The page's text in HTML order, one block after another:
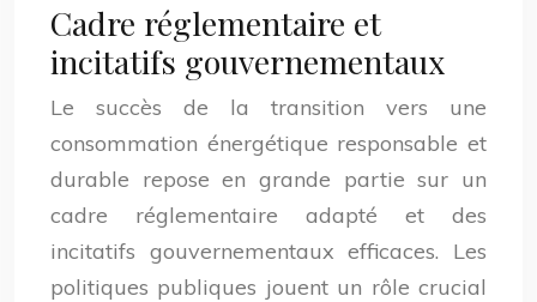
Cadre réglementaire et
incitatifs gouvernementaux
Le succès de la transition vers une
consommation énergétique responsable et
durable repose en grande partie sur un
cadre réglementaire adapté et des
incitatifs gouvernementaux efficaces. Les
politiques publiques jouent un rôle crucial